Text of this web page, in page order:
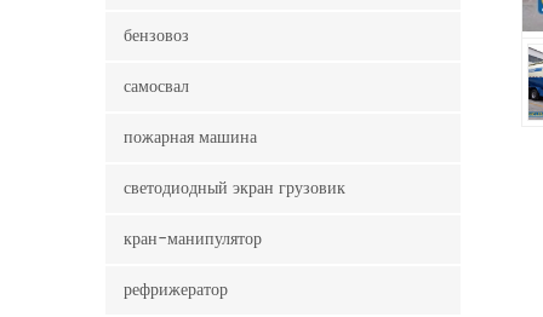
бензовоз
самосвал
пожарная машина
светодиодный экран грузовик
кран-манипулятор
рефрижератор